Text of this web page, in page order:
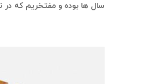
سال ها بوده و مفتخریم که در